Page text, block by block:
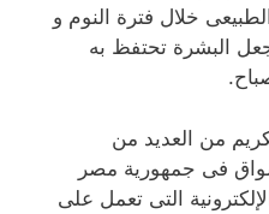
خلال فترة النوم و
البشرة تحتفظ به
من العديد من
فى جمهورية مصر
التى تعمل على